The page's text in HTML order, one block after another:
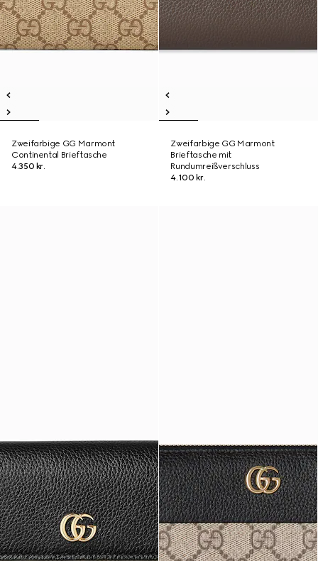
Zweifarbige GG Marmont
Continental Brieftasche
4.350 kr.
Zweifarbige GG Marmont
Brieftasche mit
Rundumreißverschluss
4.100 kr.